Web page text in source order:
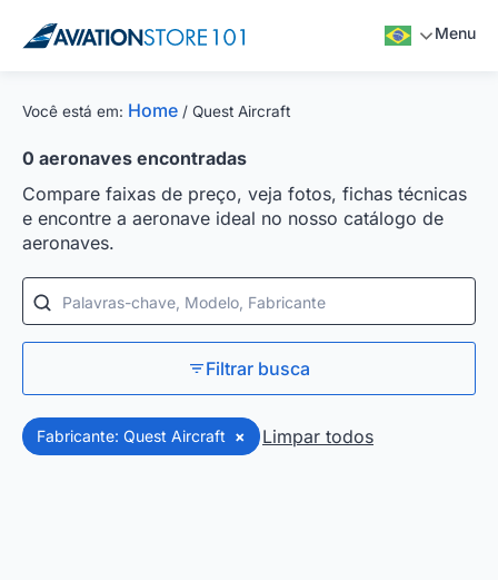
Menu
Você está em: Home / Quest Aircraft
0 aeronaves encontradas
Compare faixas de preço, veja fotos, fichas técnicas
e encontre a aeronave ideal no nosso catálogo de
aeronaves.
Palavras-chave, Modelo, Fabricante
Filtrar busca
Fabricante: Quest Aircraft × Limpar todos